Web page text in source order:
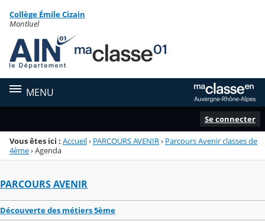
Menu de la rubrique
Contenu
Collège Émile Cizain
Montluel
MENU
Se connecter
Vous êtes ici : Accueil› PARCOURS AVENIR› Parcours Avenir classes de
4ème›Agenda
PARCOURS AVENIR
Découverte des métiers 5ème